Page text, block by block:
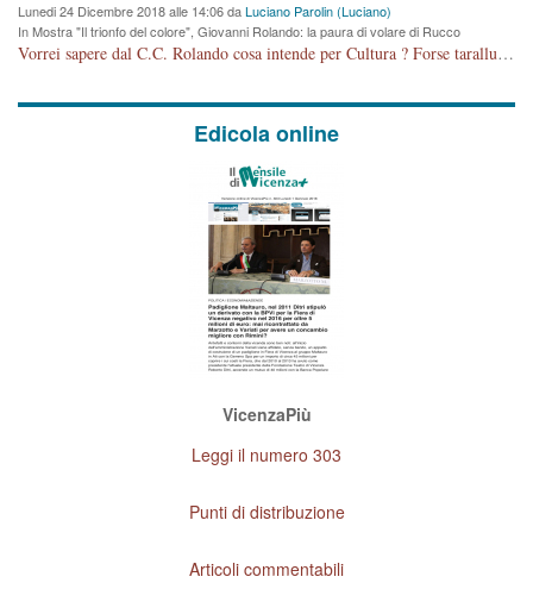
Lunedi 24 Dicembre 2018 alle 14:06 daLuciano Parolin (Luciano)
In Mostra "Il trionfo del colore", Giovanni Rolando: la paura di volare di Rucco
Vorrei sapere dal C.C. Rolando cosa intende per Cultura ? Forse tarallucci, vino e sagre, o spaghetti tricolori del PD ? Il continuo (s)parlare della mostra a Palazzo Chiericati caro consigliere DANNEGGIA FORTEMENTE l'immagine della città TUTTA e fa deviare i consensi che in RUSSIA (badi bene ex U.R.S.S.) sono ECCELLENTI. A livello artistico l'evento è di alta Valenza culturale, COMPITO di Tutta la Cittadinanza fare il possibile per propagandare l'iniziativa senza farne UN CASO PARTITICO come fa Lei da sempre. Meno Gazebo + Partecipazione! E così sia. Amen.
Edicola online
VicenzaPiù
Leggi il numero 303
Punti di distribuzione
Articoli commentabili